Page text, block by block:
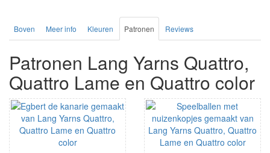
Boven Meer info Kleuren Patronen Reviews
Patronen Lang Yarns Quattro,
Quattro Lame en Quattro color